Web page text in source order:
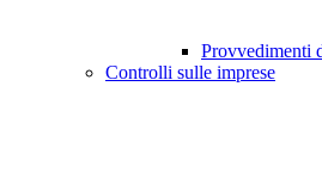
Provvedimenti
Controlli sulle imprese